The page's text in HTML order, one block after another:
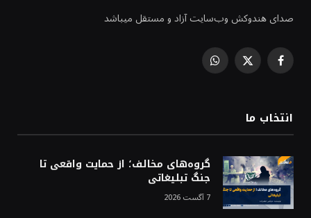
صدای هندوکش وب‌سایت آزاد و مستقل میباشد
Facebook
X
WhatsApp
انتخاب ما
گروه‌های مخالف؛ از حمایت واقعی تا
جنگ تبلیغاتی
7 آگست 2026